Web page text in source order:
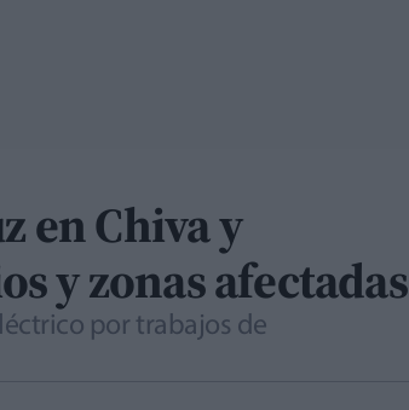
en Chiva y
y zonas afectadas
por trabajos de